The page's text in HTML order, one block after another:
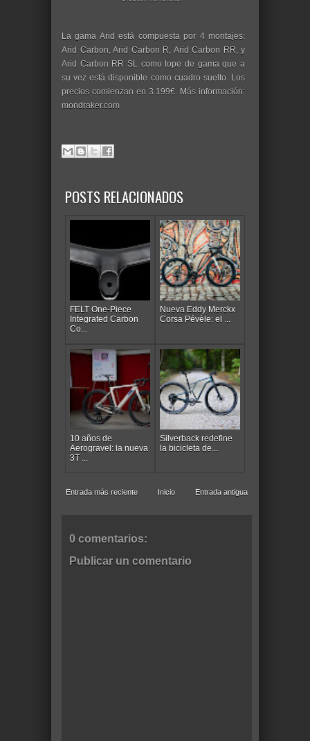
La gama Arid está compuesta por 4 montajes:
Arid Carbon, Arid Carbon R, Arid Carbon RR, y
Arid Carbon RR SL como tope de gama que a
su vez está disponible como cuadro suelto. Los
precios comienzan en 3.199€. Más información:
mondraker.com
POSTS RELACIONADOS
FELT One-Piece
Integrated Carbon
Co...
Nueva Eddy Merckx
Corsa Pévèle: el ...
10 años de
Aerogravel: la nueva
3T ...
Silverback redefine
la bicicleta de...
Entrada más reciente Entrada antigua
Inicio
0 comentarios:
Publicar un comentario